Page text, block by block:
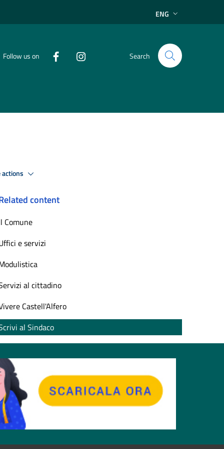
ENG
Follow us on Search
actions
content
Comune
e servizi
al cittadino
Castell'Alfero
al Sindaco